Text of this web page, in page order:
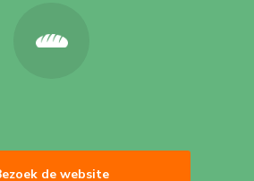
de website